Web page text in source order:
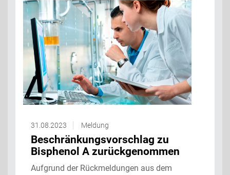
31.08.2023 Meldung
Beschränkungsvorschlag zu
Bisphenol A zurückgenommen
Aufgrund der Rückmeldungen aus dem